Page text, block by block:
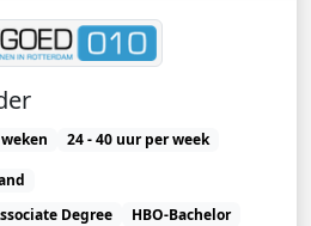
24 - 40 uur per week
Degree
HBO-Bachelor